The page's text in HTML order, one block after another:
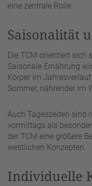
eine zentrale Rolle.
Saisonalität
Die TCM orientiert sich
Saisonale Ernährung
Körper im
Sommer, nährender im
Auch Tageszeiten sind
vormittags als
der TCM eine größere
westlichen Konzepten.
Individuelle